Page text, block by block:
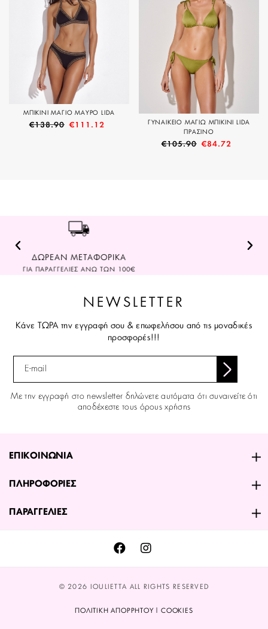
ΜΠΙΚΙΝΙ ΜΑΓΙΟ ΜΑΥΡΟ LIDA
€138.90 € 111.12
ΓΥΝΑΙΚΕΙΟ ΜΑΓΙΩ ΜΠΙΚΙΝΙ LIDA
ΠΡΑΣΙΝΟ
€105.90 €84.72
ΔΩΡΕΑΝ ΑΛΛΑΓΗ ΠΡΟΪΟΝΤΩΝ
ΣΤΟΝ ΧΩΡΟ ΣΑΣ ΧΕΡΙ ΜΕ ΧΕΡΙ
NEWSLETTER
Κάνε ΤΩΡΑ την εγγραφή σου & επωφελήσου από τις μοναδικές
προσφορές!!!
Με την εγγραφή στο newsletter δηλώνετε αυτόματα ότι συναινείτε ότι
αποδέχεστε τους όρους χρήσης
ΕΠΙΚΟΙΝΩΝΙΑ
ΠΛΗΡΟΦΟΡΙΕΣ
ΠΑΡΑΓΓΕΛΙΕΣ
© 2026 IOULIETTA ALL RIGHTS RESERVED
ΠΟΛΙΤΙΚΗ ΑΠΟΡΡΗΤΟΥ | COOKIES